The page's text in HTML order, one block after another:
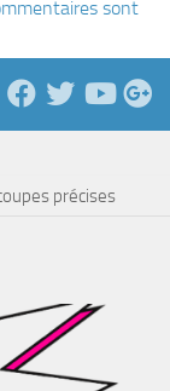
sont
précises